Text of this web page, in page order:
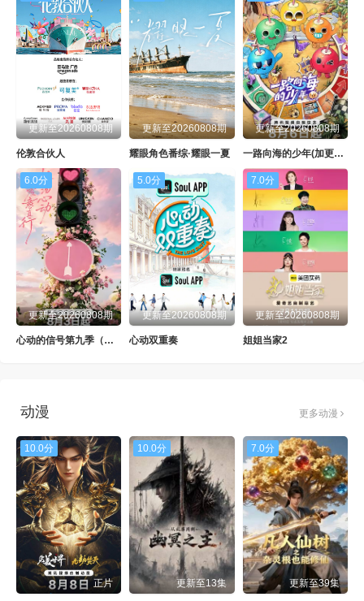
更新至20260808期
伦敦合伙人
更新至20260808期
耀眼角色番综·耀眼一夏
更新至20260808期
一路向海的少年(加更版）
6.0分
更新至20260808期
心动的信号第九季（加更版）
5.0分
更新至20260808期
心动双重奏
7.0分
更新至20260808期
姐姐当家2
动漫 更多动漫
10.0分
正片
10.0分
更新至13集
7.0分
更新至39集